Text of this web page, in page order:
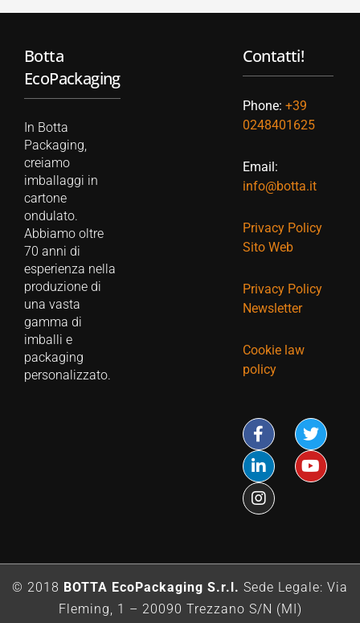
Botta
EcoPackaging
In Botta
Packaging,
creiamo
imballaggi in
cartone
ondulato.
Abbiamo oltre
70 anni di
esperienza nella
produzione di
una vasta
gamma di
imballi e
packaging
personalizzato.
Contatti!
Phone: +39
0248401625
Email:
info@botta.it
Privacy Policy
Sito Web
Privacy Policy
Newsletter
Cookie law
policy
© 2018 BOTTA EcoPackaging S.r.l. Sede Legale: Via
Fleming, 1 – 20090 Trezzano S/N (MI)